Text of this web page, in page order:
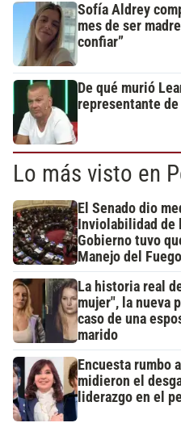
Sofía Aldrey
mes de ser
confiar”
De qué murió
representante
Lo más visto en
El Senado dio
Inviolabilidad de
Gobierno tuvo
Manejo del Fuego
La historia real
mujer", la nueva
caso de una
marido
Encuesta rumbo
midieron el
liderazgo en el